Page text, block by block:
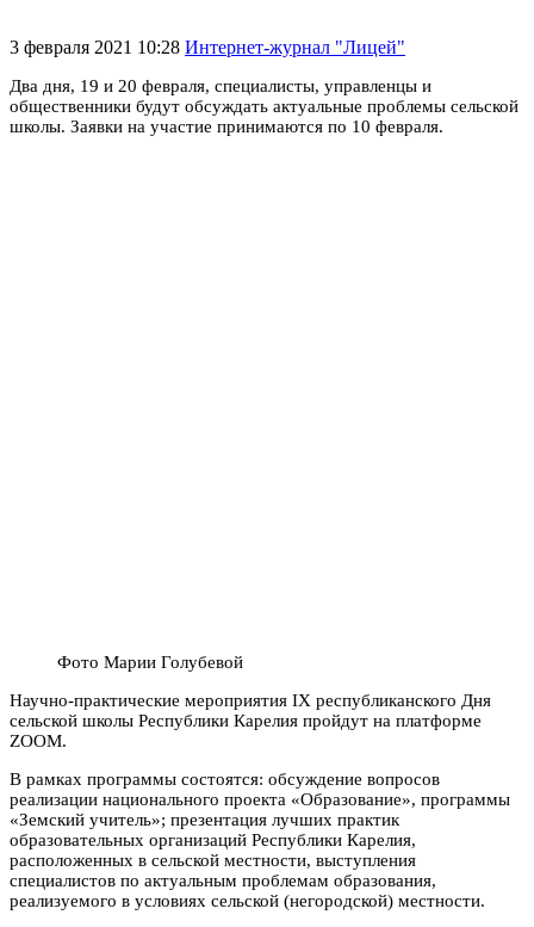
3 февраля 2021 10:28 Интернет-журнал "Лицей"
Два дня, 19 и 20 февраля, специалисты, управленцы и
общественники будут обсуждать актуальные проблемы сельской
школы. Заявки на участие принимаются по 10 февраля.
Фото Марии Голубевой
Научно-практические мероприятия IX республиканского Дня
сельской школы Республики Карелия пройдут на платформе
ZOOM.
В рамках программы состоятся: обсуждение вопросов
реализации национального проекта «Образование», программы
«Земский учитель»; презентация лучших практик
образовательных организаций Республики Карелия,
расположенных в сельской местности, выступления
специалистов по актуальным проблемам образования,
реализуемого в условиях сельской (негородской) местности.